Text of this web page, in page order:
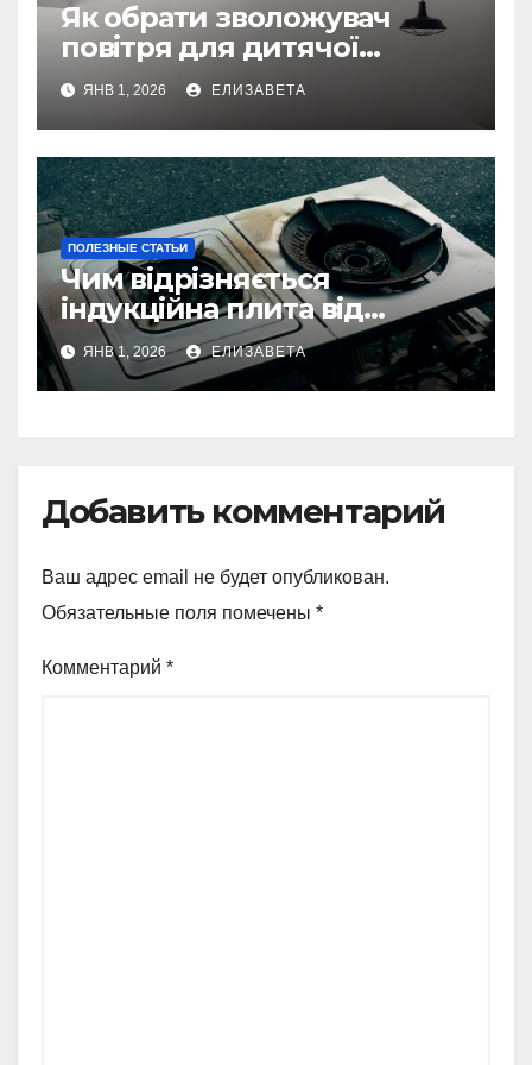
Як обрати зволожувач
повітря для дитячої
кімнати
ЯНВ 1, 2026 ЕЛИЗАВЕТА
ПОЛЕЗНЫЕ СТАТЬИ
Чим відрізняється
індукційна плита від
електричної: переваги та
недоліки
ЯНВ 1, 2026 ЕЛИЗАВЕТА
Добавить комментарий
Ваш адрес email не будет опубликован.
Обязательные поля помечены *
Комментарий *